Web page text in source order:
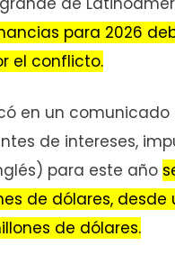
para 2026
el conflicto.
en un comunicado
de intereses,
para este año
de dólares,
de dólares.